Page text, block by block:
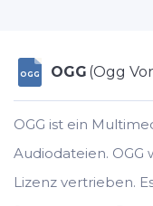
OGG OGG (Ogg
OGG ist ein
Audiodateien.
Lizenz vertrieben.